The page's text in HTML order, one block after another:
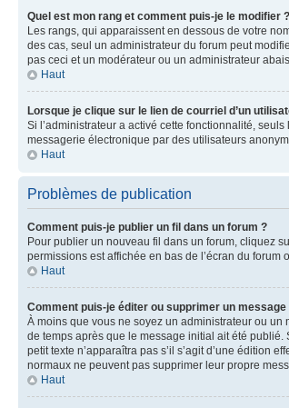
Quel est mon rang et comment puis-je le modifier ?
Les rangs, qui apparaissent en dessous de votre
des cas, seul un administrateur du forum peut
pas ceci et un modérateur ou un administrateur
Haut
Lorsque je clique sur le lien de courriel d’un
Si l’administrateur a activé cette fonctionnalité,
messagerie électronique par des utilisateurs
Haut
Problèmes de publication
Comment puis-je publier un fil dans un forum ?
Pour publier un nouveau fil dans un forum, cliquez
permissions est affichée en bas de l’écran du
Haut
Comment puis-je éditer ou supprimer un message
À moins que vous ne soyez un administrateur ou
de temps après que le message initial ait été publié.
petit texte n’apparaîtra pas s’il s’agit d’une édition
normaux ne peuvent pas supprimer leur propre
Haut